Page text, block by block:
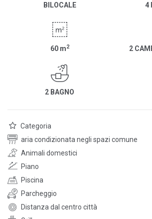
BILOCALE 4
60 m2 2
2 BAGNO
Categoria
aria condizionata negli spazi comune
Animali domestici
Piano
Piscina
Parcheggio
Distanza dal centro città